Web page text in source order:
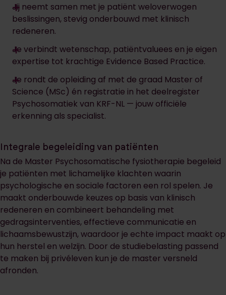
Jij neemt samen met je patiënt weloverwogen
beslissingen, stevig onderbouwd met klinisch
redeneren.
Je verbindt wetenschap, patiëntvaluees en je eigen
expertise tot krachtige Evidence Based Practice.
Je rondt de opleiding af met de graad Master of
Science (MSc) én registratie in het deelregister
Psychosomatiek van KRF-NL — jouw officiële
erkenning als specialist.
Integrale begeleiding van patiënten
Na de Master Psychosomatische fysiotherapie begeleid
je patiënten met lichamelijke klachten waarin
psychologische en sociale factoren een rol spelen. Je
maakt onderbouwde keuzes op basis van klinisch
redeneren en combineert behandeling met
gedragsinterventies, effectieve communicatie en
lichaamsbewustzijn, waardoor je echte impact maakt op
hun herstel en welzijn. Door de studiebelasting passend
te maken bij privéleven kun je de master versneld
afronden.